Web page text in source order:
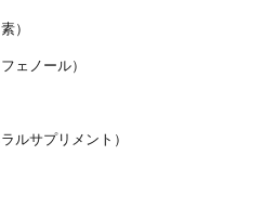
）
ェノール）
ルサプリメント）